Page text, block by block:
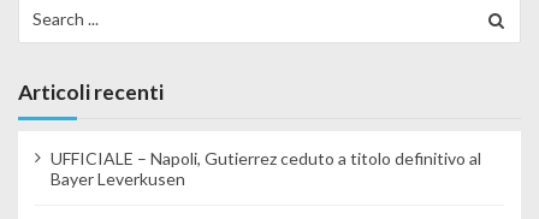
Articoli recenti
UFFICIALE – Napoli, Gutierrez ceduto a titolo definitivo al
Bayer Leverkusen